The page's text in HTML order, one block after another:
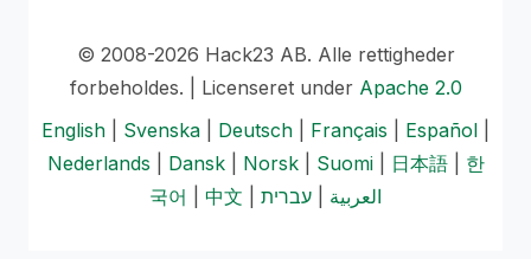
© 2008-2026 Hack23 AB. Alle rettigheder
forbeholdes. | Licenseret under Apache 2.0
English
Svenska Deutsch Français Español
Nederlands
Dansk| Norsk| Suomi| 日本語| 한
국어
中文 العربية עברית